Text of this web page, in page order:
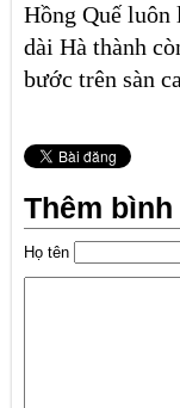
Hồng Quế
dài Hà thành
bước trên sàn
Thêm bình
Họ tên